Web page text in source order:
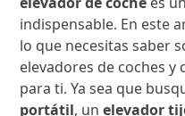
indispensable. En este
lo que necesitas saber
elevadores de coches y
para ti. Ya sea que
portátil, unelevador